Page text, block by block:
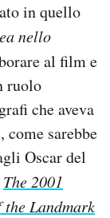
in quello
nello
al film e
ruolo
che aveva
sarebbe
Oscar del
The 2001
Landmark